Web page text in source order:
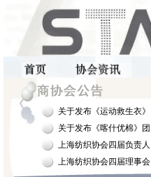
关于发布《运动救生衣》
关于发布《喀什优棉》团
上海纺织协会四届负责人
上海纺织协会四届理事会